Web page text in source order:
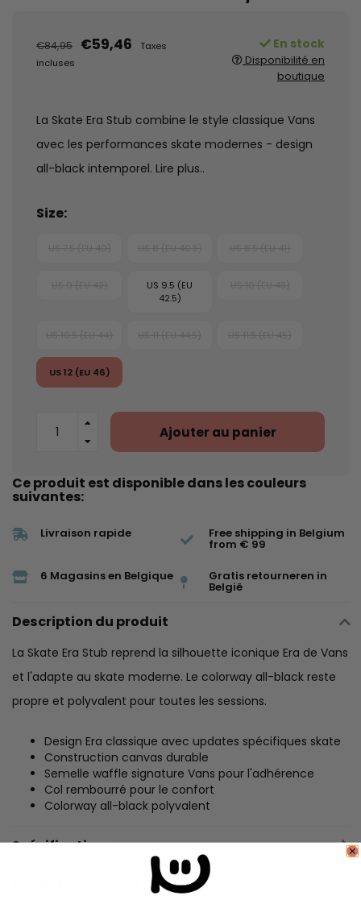
€84,95 €59,46
Taxes
incluses
En stock
Disponibilité en
boutique
La Skate Era Stub combine le style classique Vans
avec les performances skate modernes - design
all-black intemporel. Lire plus..
Size:
US 9.5 (EU
42.5)
US 12 (EU 46)
Ajouter au panier
Ce produit est disponible dans les couleurs
suivantes:
Livraison rapide Free shipping in Belgium
from € 99
6 Magasins en Belgique Gratis retourneren in
België
Description du produit
La Skate Era Stub reprend la silhouette iconique Era de Vans
et l'adapte au skate moderne. Le colorway all-black reste
propre et polyvalent pour toutes les sessions.
Design Era classique avec updates spécifiques skate
Construction canvas durable
Semelle waffle signature Vans pour l'adhérence
Col rembourré pour le confort
Colorway all-black polyvalent
Spécifications